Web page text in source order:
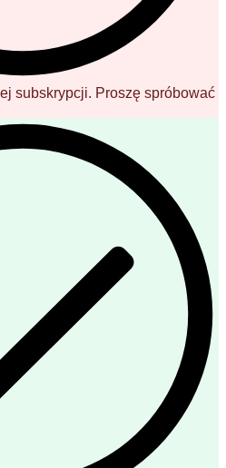
subskrypcji. Proszę spróbować